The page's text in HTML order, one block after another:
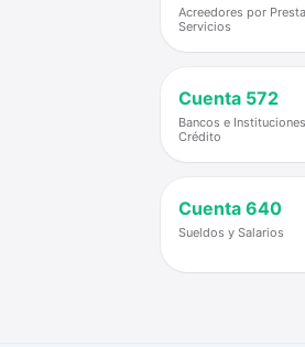
Acreedores por
Servicios
Cuenta 572
Bancos e
Crédito
Cuenta 640
Sueldos y Salarios